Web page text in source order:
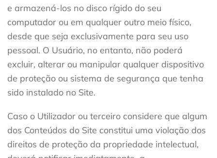
e armazená-los no disco rígido do seu
computador ou em qualquer outro meio físico,
desde que seja exclusivamente para seu uso
pessoal. O Usuário, no entanto, não poderá
excluir, alterar ou manipular qualquer dispositivo
de proteção ou sistema de segurança que tenha
sido instalado no Site.
Caso o Utilizador ou terceiro considere que algum
dos Conteúdos do Site constitui uma violação dos
direitos de proteção da propriedade intelectual,